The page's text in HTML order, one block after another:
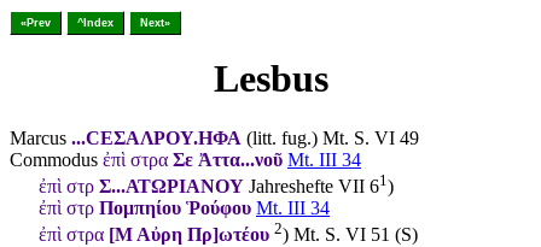
«Prev ^Index Next»
Lesbus
Marcus ...CΕΣΑΛΡΟΥ.ΗΦΑ (litt. fug.) Mt. S. VI 49
Commodus ἐπὶ στρα Σε Ἀττα...νοῦ Mt. III 34
ἐπὶ στρ Σ...ΑΤΩΡΙΑΝΟΥ Jahreshefte VII 61 )
ἐπὶ στρ Πομπηίου Ῥούφου Mt. III 34
ἐπὶ στρα [Μ Αὐρη Πρ]ωτέου 2) Mt. S. VI 51 (S)